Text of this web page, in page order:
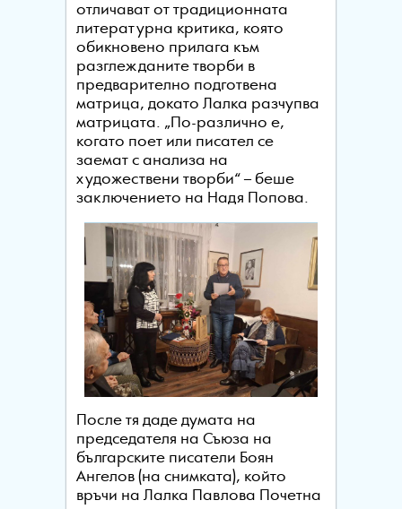
отличават от традиционната
литературна критика, която
обикновено прилага към
разглежданите творби в
предварително подготвена
матрица, докато Лалка разчупва
матрицата. „По-различно е,
когато поет или писател се
заемат с анализа на
художествени творби“ – беше
заключението на Надя Попова.
После тя даде думата на
председателя на Съюза на
българските писатели Боян
Ангелов (на снимката), който
връчи на Лалка Павлова Почетна